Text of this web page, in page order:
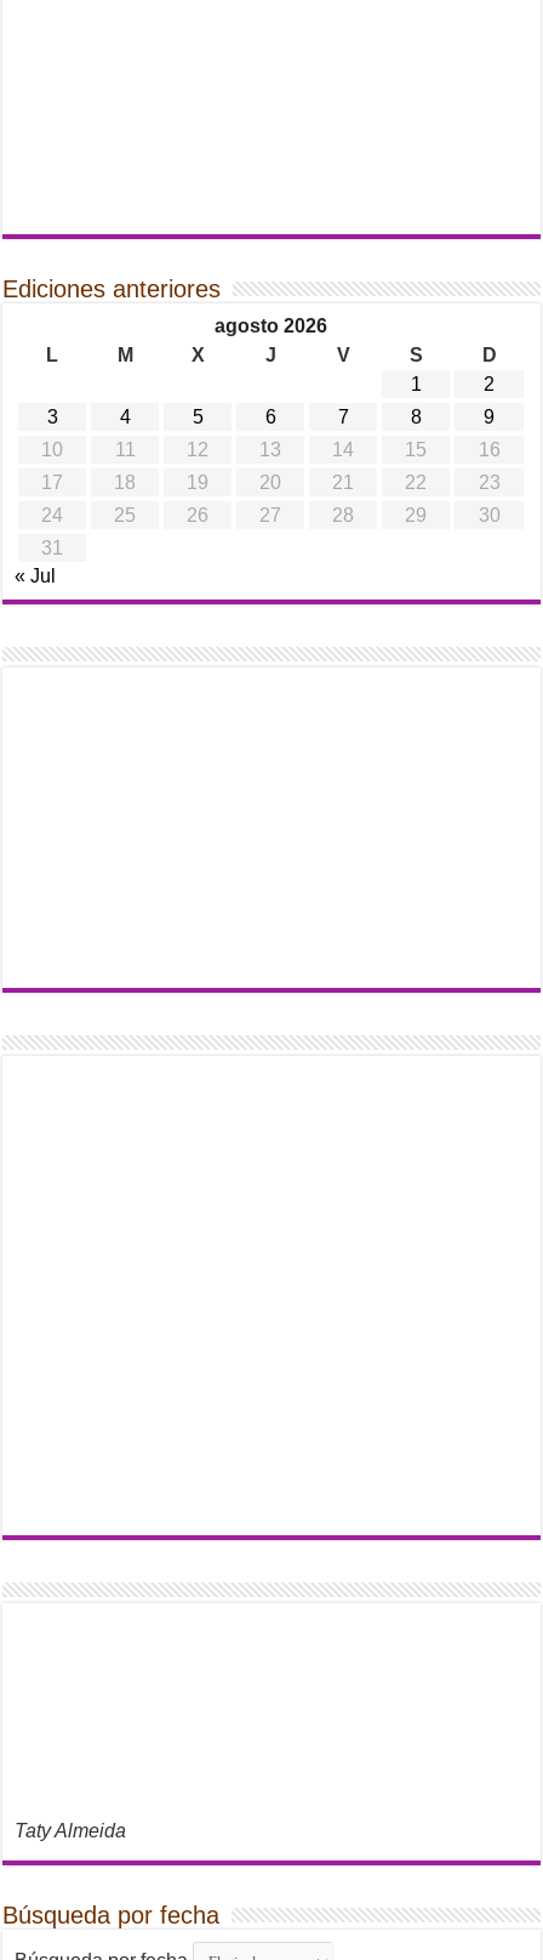
Ediciones anteriores
agosto 2026
L
M X J V S
D
1
2
3
4 5 6 7 8
9
10
11 12 13 14 15
16
17
18 19 20 21 22
23
24
25 26 27 28 29
30
31
« Jul
Taty Almeida
Búsqueda por fecha